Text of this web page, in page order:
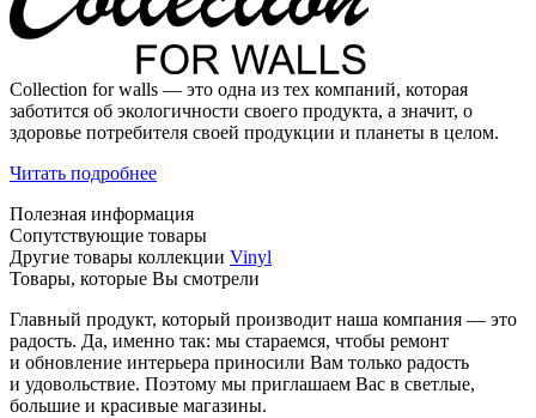
Collection for walls — это одна из тех компаний, которая
заботится об экологичности своего продукта, а значит, о
здоровье потребителя своей продукции и планеты в целом.
Читать подробнее
Полезная информация
Сопутствующие товары
Другие товары коллекции Vinyl
Товары, которые Вы смотрели
Главный продукт, который производит наша компания — это
радость. Да, именно так: мы стараемся, чтобы ремонт
и обновление интерьера приносили Вам только радость
и удовольствие. Поэтому мы приглашаем Вас в светлые,
большие и красивые магазины.